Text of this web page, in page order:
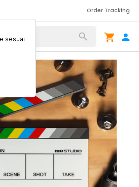
Order Tracking
sesuai